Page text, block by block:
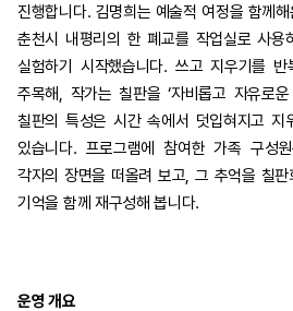
진행합니다. 김명희는 예술적 여정을 함께해
춘천시 내평리의 한 폐교를 작업실로 사용
실험하기 시작했습니다. 쓰고 지우기를
주목해, 작가는 칠판을 ‘자비롭고 자유로
칠판의 특성은 시간 속에서 덧입혀지고 지
있습니다. 프로그램에 참여한 가족 구성
각자의 장면을 떠올려 보고, 그 추억을 칠판
기억을 함께 재구성해 봅니다.
운영 개요